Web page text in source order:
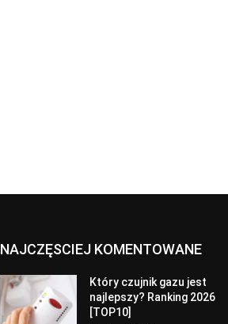
NAJCZĘSCIEJ KOMENTOWANE
Który czujnik gazu jest
najlepszy? Ranking 2026
[TOP10]